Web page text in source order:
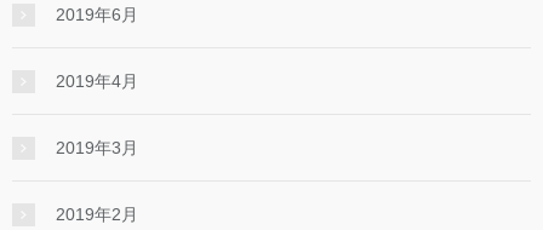
2019年6月
2019年4月
2019年3月
2019年2月